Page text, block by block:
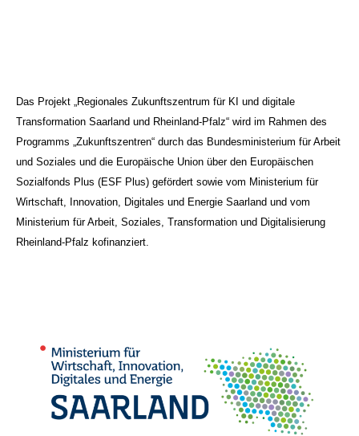
Das Projekt „Regionales Zukunftszentrum für KI und digitale
Transformation Saarland und Rheinland-Pfalz“ wird im Rahmen des
Programms „Zukunftszentren“ durch das Bundesministerium für Arbeit
und Soziales und die Europäische Union über den Europäischen
Sozialfonds Plus (ESF Plus) gefördert sowie vom Ministerium für
Wirtschaft, Innovation, Digitales und Energie Saarland und vom
Ministerium für Arbeit, Soziales, Transformation und Digitalisierung
Rheinland-Pfalz kofinanziert.